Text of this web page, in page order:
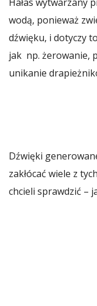
wodą, ponieważ
dźwięku, i dotyczy
jak np. żerowanie,
unikanie
Dźwięki
zakłócać wiele z
chcieli sprawdzić –